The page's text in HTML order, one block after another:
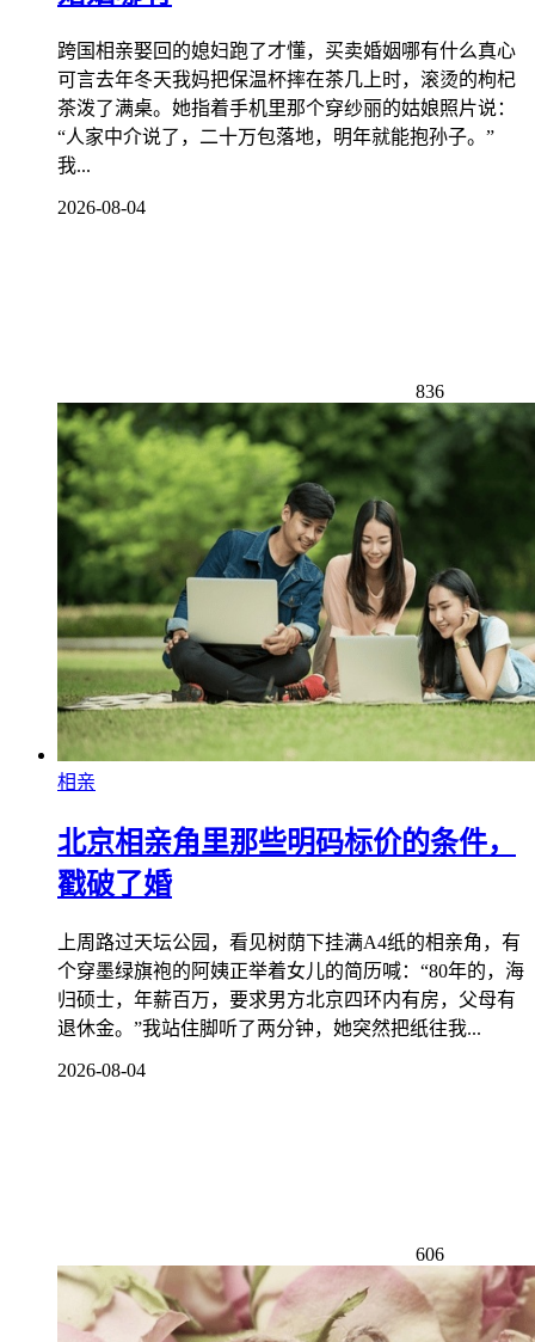
跨国相亲娶回的媳妇跑了才懂，买卖婚姻哪有什么真心
可言去年冬天我妈把保温杯摔在茶几上时，滚烫的枸杞
茶泼了满桌。她指着手机里那个穿纱丽的姑娘照片说：
“人家中介说了，二十万包落地，明年就能抱孙子。”
我...
2026-08-04
836
相亲
北京相亲角里那些明码标价的条件，
戳破了婚
上周路过天坛公园，看见树荫下挂满A4纸的相亲角，有
个穿墨绿旗袍的阿姨正举着女儿的简历喊：“80年的，海
归硕士，年薪百万，要求男方北京四环内有房，父母有
退休金。”我站住脚听了两分钟，她突然把纸往我...
2026-08-04
606